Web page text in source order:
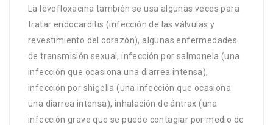
La levofloxacina también se usa algunas veces para
tratar endocarditis (infección de las válvulas y
revestimiento del corazón), algunas enfermedades
de transmisión sexual, infección por salmonela (una
infección que ocasiona una diarrea intensa),
infección por shigella (una infección que ocasiona
una diarrea intensa), inhalación de ántrax (una
infección grave que se puede contagiar por medio de